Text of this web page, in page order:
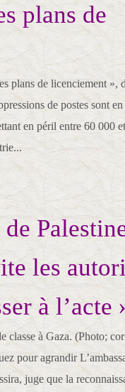
plans de
plans de licenciement »,
de postes sont
en péril entre 60 000
les
à l’acte
à Gaza. (Photo;
pour agrandir
juge que la